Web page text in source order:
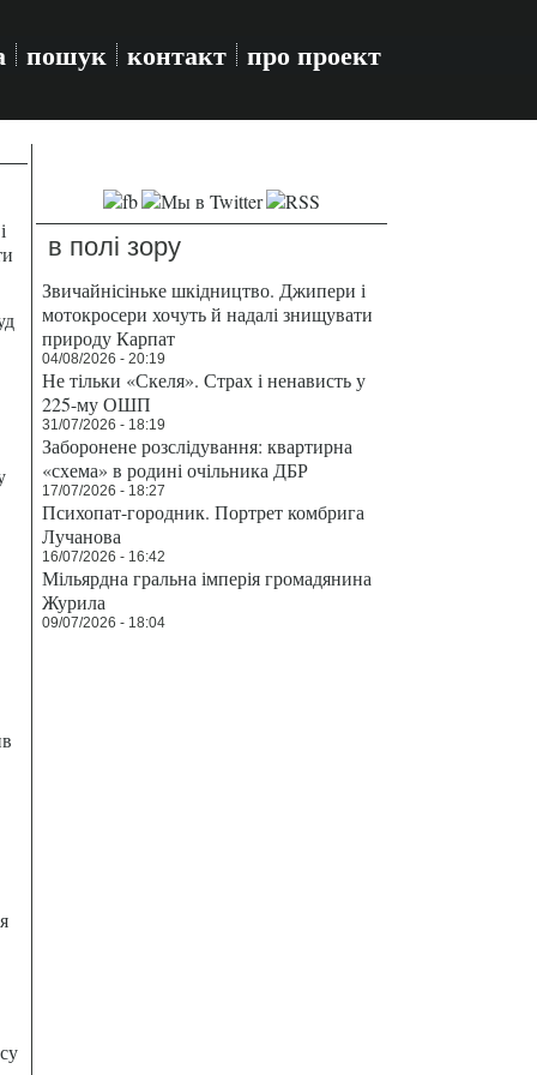
пошук контакт про проект
в полі зору
Звичайнісіньке шкідництво. Джипери і
мотокросери хочуть й надалі знищувати
природу Карпат
04/08/2026 - 20:19
Не тільки «Скеля». Страх і ненависть у
225-му ОШП
31/07/2026 - 18:19
Заборонене розслідування: квартирна
«схема» в родині очільника ДБР
17/07/2026 - 18:27
Психопат-городник. Портрет комбрига
Лучанова
16/07/2026 - 16:42
Мільярдна гральна імперія громадянина
Журила
09/07/2026 - 18:04